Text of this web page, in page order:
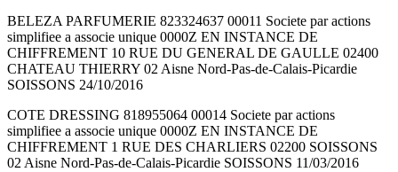
BELEZA PARFUMERIE 823324637 00011 Societe par actions
simplifiee a associe unique 0000Z EN INSTANCE DE
CHIFFREMENT 10 RUE DU GENERAL DE GAULLE 02400
CHATEAU THIERRY 02 Aisne Nord-Pas-de-Calais-Picardie
SOISSONS 24/10/2016
COTE DRESSING 818955064 00014 Societe par actions
simplifiee a associe unique 0000Z EN INSTANCE DE
CHIFFREMENT 1 RUE DES CHARLIERS 02200 SOISSONS
02 Aisne Nord-Pas-de-Calais-Picardie SOISSONS 11/03/2016